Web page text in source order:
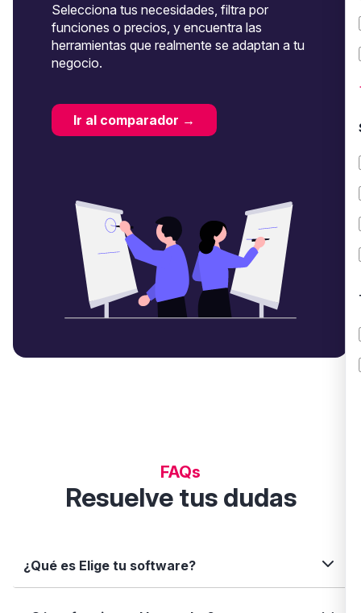
Selecciona tus necesidades, filtra por
funciones o precios, y encuentra las
herramientas que realmente se adaptan a tu
negocio.
Ir al comparador →
FAQs
Resuelve tus dudas
¿Qué es Elige tu software?